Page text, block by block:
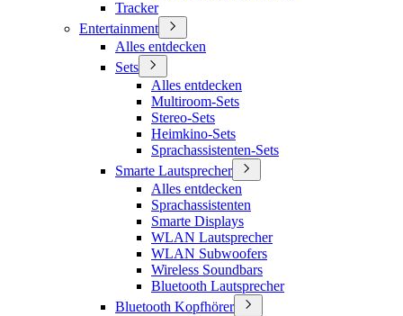
Tracker
Entertainment
Alles entdecken
Sets
Alles entdecken
Multiroom-Sets
Stereo-Sets
Heimkino-Sets
Sprachassistenten-Sets
Smarte Lautsprecher
Alles entdecken
Sprachassistenten
Smarte Displays
WLAN Lautsprecher
WLAN Subwoofers
Wireless Soundbars
Bluetooth Lautsprecher
Bluetooth Kopfhörer